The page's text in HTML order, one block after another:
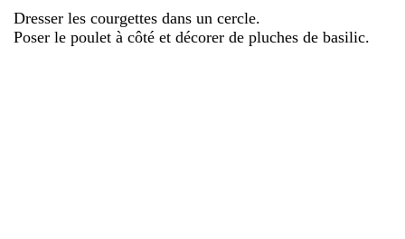
Dresser les courgettes dans un cercle.
Poser le poulet à côté et décorer de pluches de basilic.